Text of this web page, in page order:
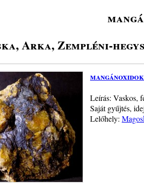
Arka, Zempléni-
mangánoxidok
Leírás: Vaskos,
Saját gyűjtés,
Lelőhely: